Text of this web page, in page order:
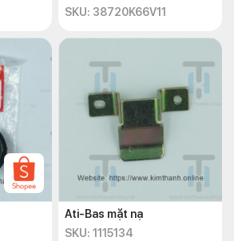
SKU: 38720K66V11
Ati-Bas mặt nạ
SKU: 1115134